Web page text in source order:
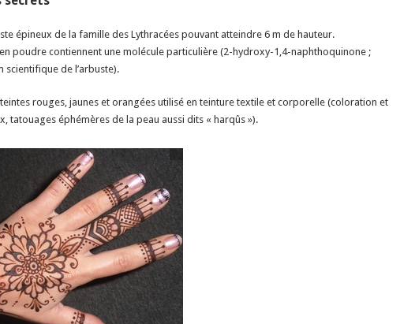
épineux de la famille des Lythracées pouvant atteindre 6 m de hauteur.
poudre contiennent une molécule particulière (2-hydroxy-1,4-naphthoquinone ;
scientifique de l’arbuste).
rouges, jaunes et orangées utilisé en teinture textile et corporelle (coloration et
tatouages éphémères de la peau aussi dits « harqûs »).